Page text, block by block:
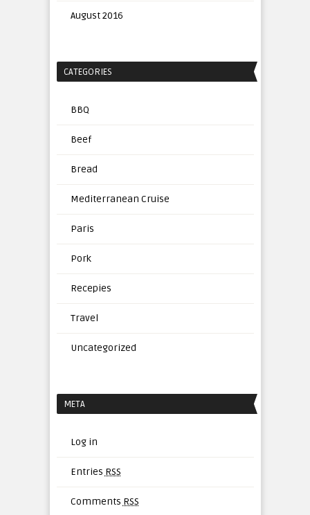
August 2016
CATEGORIES
BBQ
Beef
Bread
Mediterranean Cruise
Paris
Pork
Recepies
Travel
Uncategorized
META
Log in
Entries RSS
Comments RSS